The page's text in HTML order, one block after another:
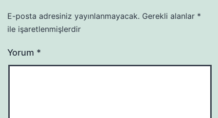
E-posta adresiniz yayınlanmayacak. Gerekli alanlar *
ile işaretlenmişlerdir
Yorum *